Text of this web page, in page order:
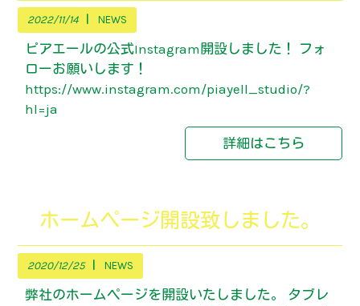
2022/11/14 NEWS
ピアエールの公式Instagram開設しました！ フォ
ローお願いします！
https://www.instagram.com/piayell_studio/?
hl=ja
詳細はこちら
ホームページ開設致しました。
2020/12/25 NEWS
弊社のホームページを開設いたしました。 タブレ